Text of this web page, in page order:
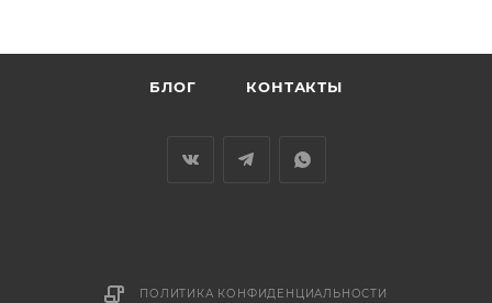
БЛОГ КОНТАКТЫ
ПОЛИТИКА КОНФИДЕНЦИАЛЬНОСТИ